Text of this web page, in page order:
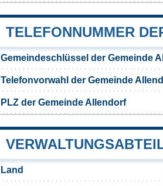
TELEFONNUMMER
Gemeindeschlüssel der Gemeinde
Telefonvorwahl der Gemeinde
PLZ der Gemeinde Allendorf
Land